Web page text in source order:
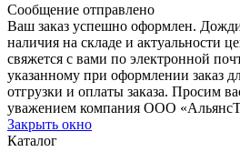
Сообщение отправлено
Ваш заказ успешно оформлен.
наличия на складе и актуальности
свяжется с вами по электронной
указанному при оформлении заказ
отгрузки и оплаты заказа. Просим
уважением компания ООО
Закрыть окно
Каталог